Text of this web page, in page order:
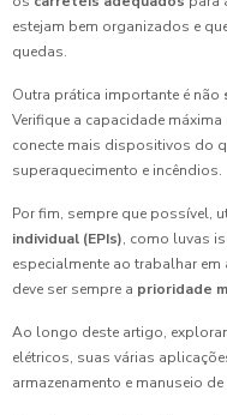
estejam bem organizados e
quedas.
Outra prática importante é não
Verifique a capacidade
conecte mais dispositivos do
superaquecimento e incêndios.
Por fim, sempre que possível,
individual (EPIs), como luvas
especialmente ao trabalhar
deve ser sempre a prioridade
Ao longo deste artigo,
elétricos, suas várias
armazenamento e manuseio